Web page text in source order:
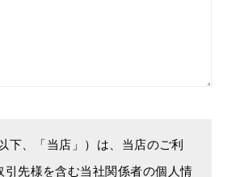
下、「当店」）は、当店のご利
引先様を含む当社関係者の個人情